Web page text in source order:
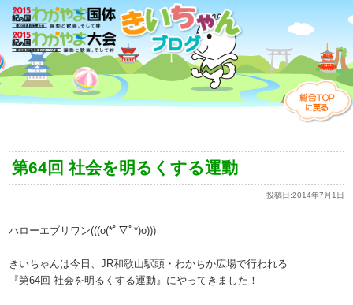
第64回 社会を明るくする運動
投稿日:2014年7月1日
ハローエブリワン(((o(*ﾟ▽ﾟ*)o)))
きいちゃんは今日、JR和歌山駅頭・わかちか広場で行われる
『第64回 社会を明るくする運動』にやってきました！